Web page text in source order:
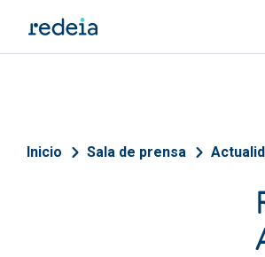
Sobrescribir
Inicio Sala de prensa